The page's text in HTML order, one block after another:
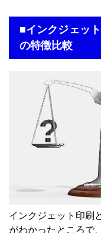
■インクジェッ
の特徴比較
インクジェット印刷
がわかったところで